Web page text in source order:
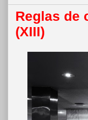
Reglas de
(XIII)